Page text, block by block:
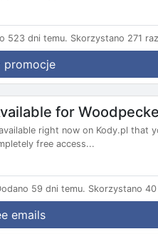
523 dni temu. Skorzystano 271
promocje
for
right now on Kody.pl that
free access...
59 dni temu. Skorzystano 40
emails